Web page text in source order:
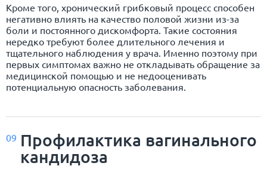
Кроме того, хронический грибковый процесс способен
негативно влиять на качество половой жизни из-за
боли и постоянного дискомфорта. Такие состояния
нередко требуют более длительного лечения и
тщательного наблюдения у врача. Именно поэтому при
первых симптомах важно не откладывать обращение за
медицинской помощью и не недооценивать
потенциальную опасность заболевания.
09 Профилактика вагинального
кандидоза